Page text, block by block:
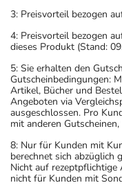
3: Preisvorteil bezogen
4: Preisvorteil bezogen
dieses Produkt (Stand:
5: Sie erhalten den
Gutscheinbedingungen:
Artikel, Bücher und
Angeboten via
ausgeschlossen. Pro
mit anderen
8: Nur für Kunden mit
berechnet sich abzüglich
Nicht auf
nicht für Kunden mit